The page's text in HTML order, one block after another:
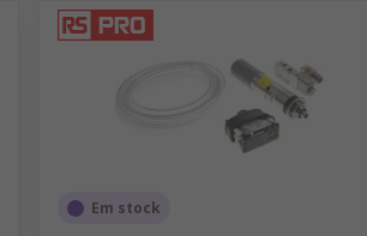
Em stock